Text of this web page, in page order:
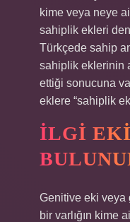
kime veya neye
sahiplik ekleri
Türkçede sahip
sahiplik eklerinin
ettiği sonucuna
eklere “sahiplik
İLGI
Genitive eki
bir varlığın kime